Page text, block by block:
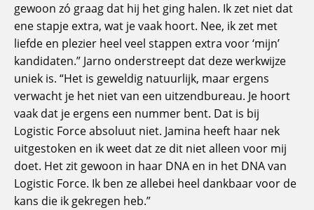
gewoon zó graag dat hij het ging halen. Ik zet niet dat
ene stapje extra, wat je vaak hoort. Nee, ik zet met
liefde en plezier heel veel stappen extra voor ‘mijn’
kandidaten.” Jarno onderstreept dat deze werkwijze
uniek is. “Het is geweldig natuurlijk, maar ergens
verwacht je het niet van een uitzendbureau. Je hoort
vaak dat je ergens een nummer bent. Dat is bij
Logistic Force absoluut niet. Jamina heeft haar nek
uitgestoken en ik weet dat ze dit niet alleen voor mij
doet. Het zit gewoon in haar DNA en in het DNA van
Logistic Force. Ik ben ze allebei heel dankbaar voor de
kans die ik gekregen heb.”